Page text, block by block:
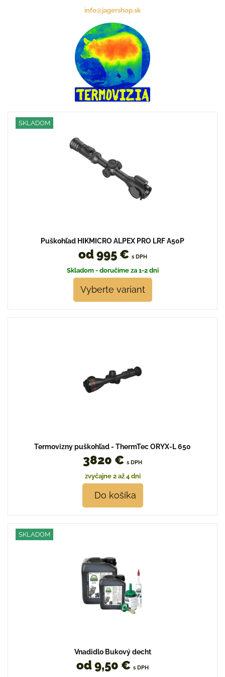
info@jagershop.sk
SKLADOM
Puškohľad HIKMICRO ALPEX PRO LRF A50P
od 995 € s DPH
Skladom - doručíme za 1-2 dni
Vyberte variant
Termovizny puškohľad - ThermTec ORYX-L 650
3820 € s DPH
zvyčajne 2 až 4 dni
Do košíka
SKLADOM
Vnadidlo Bukový decht
od 9,50 € s DPH